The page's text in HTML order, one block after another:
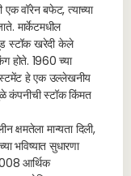
एक वॉरेन बफेट, त्याच्या
मार्केटमधील
स्टॉक खरेदी केले
होते. 1960 च्या
हे एक उल्लेखनीय
कंपनीची स्टॉक किंमत
क्षमतेला मान्यता दिली,
भविष्यात सुधारणा
आर्थिक